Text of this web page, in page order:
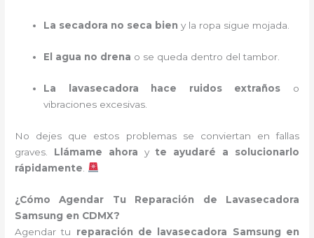
La secadora no seca bien y la ropa sigue mojada.
El agua no drena o se queda dentro del tambor.
La lavasecadora hace ruidos extraños o
vibraciones excesivas.
No dejes que estos problemas se conviertan en fallas
graves. Llámame ahora y te ayudaré a solucionarlo
rápidamente
¿Cómo Agendar Tu Reparación de Lavasecadora
Samsung en CDMX?
Agendar tu reparación de lavasecadora Samsung en